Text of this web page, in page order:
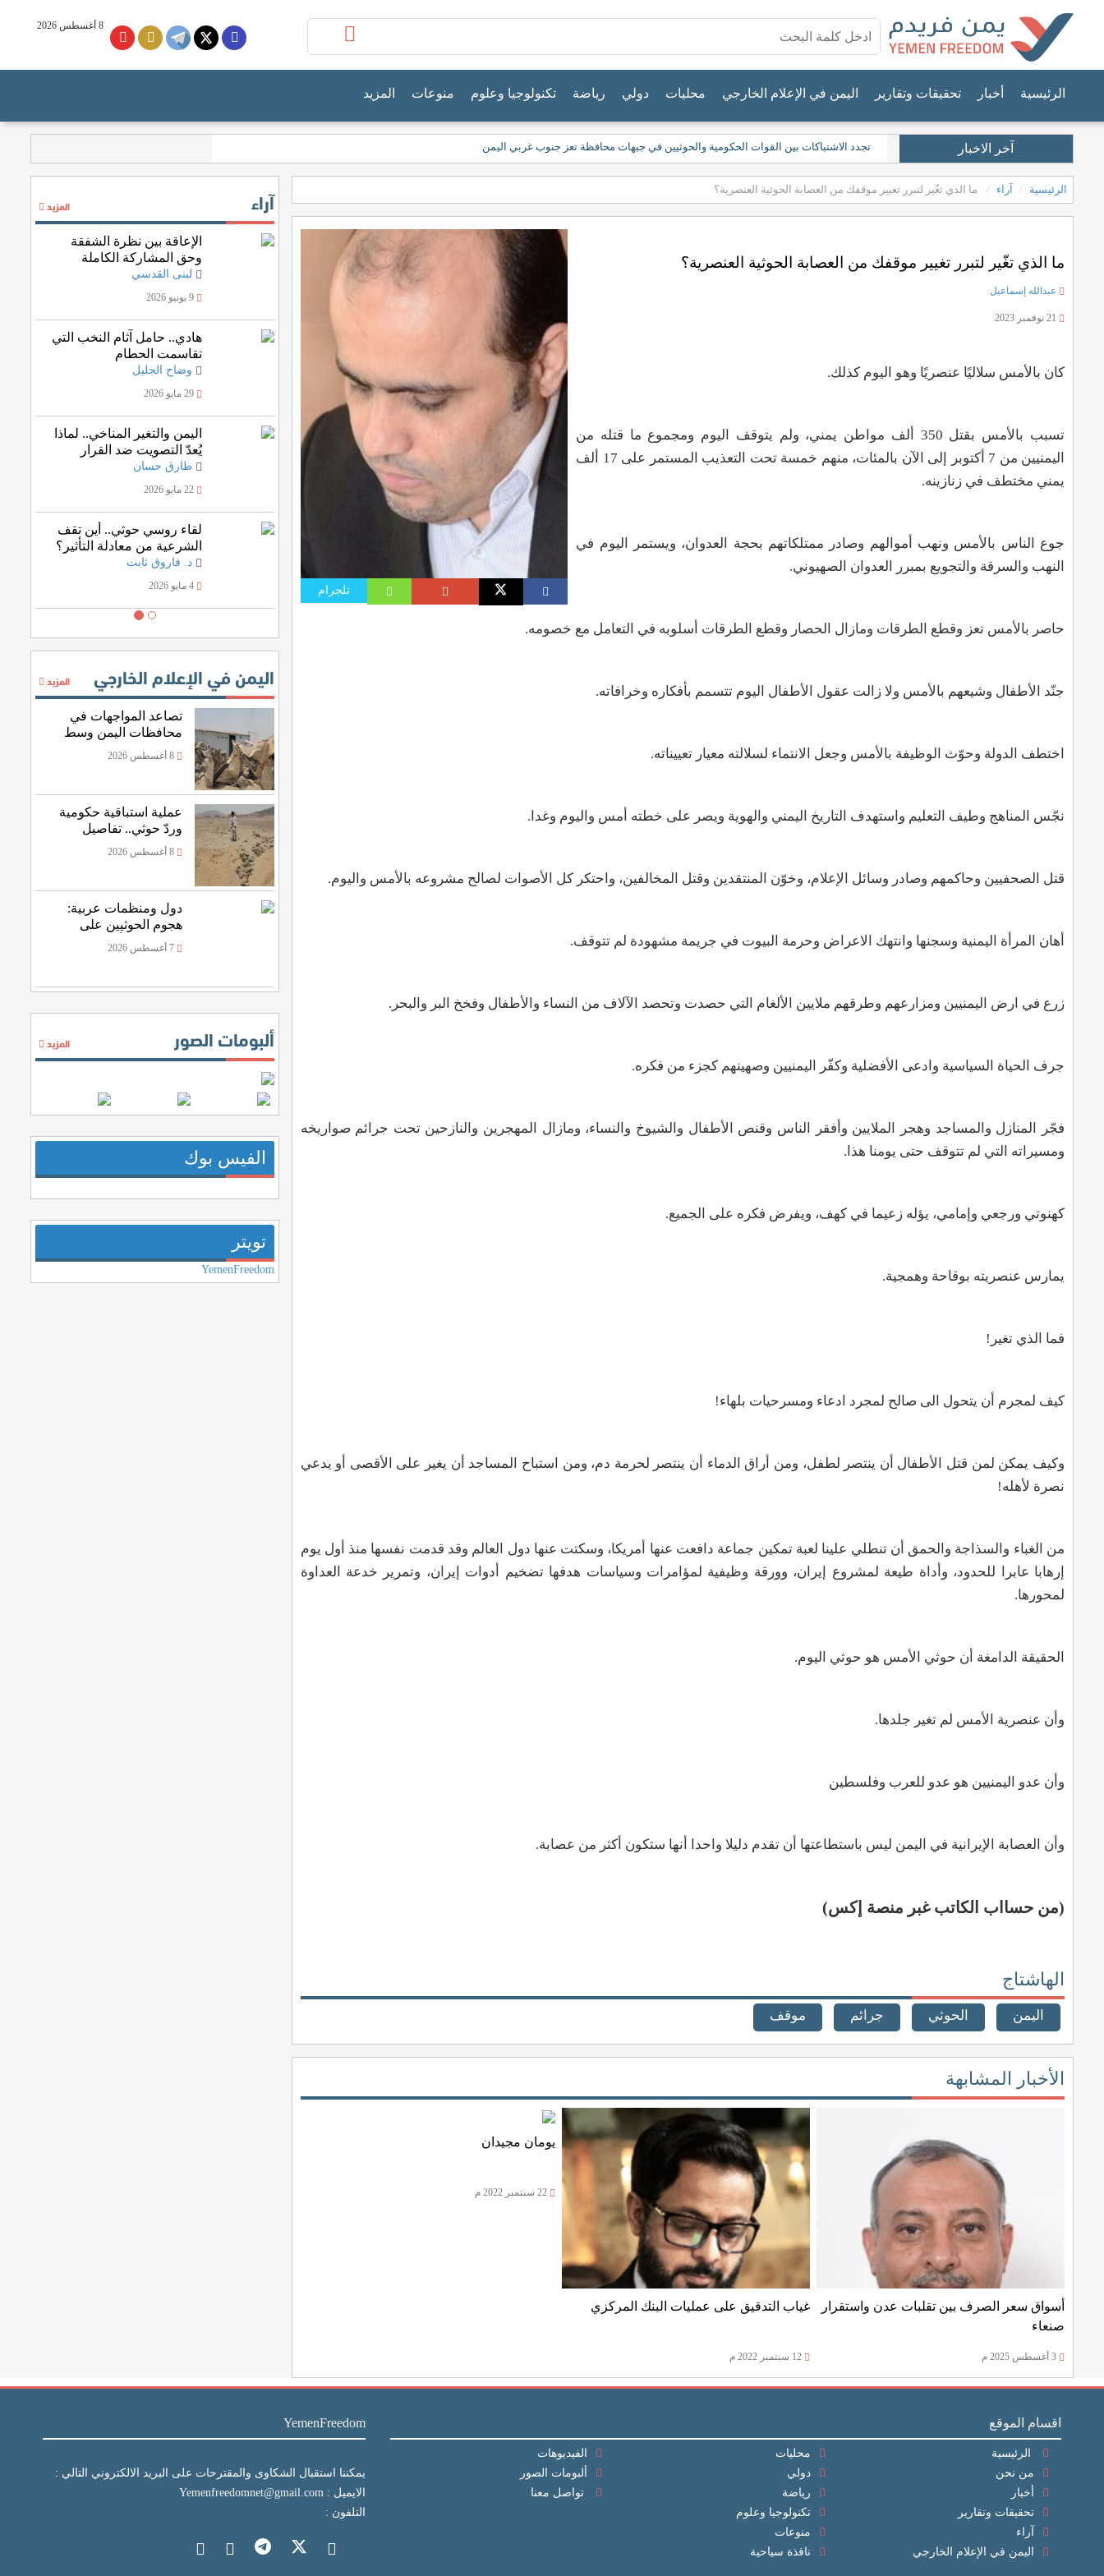
8 أغسطس 2026
الرئيسية أخبار تحقيقات وتقارير اليمن في الإعلام الخارجي محليات دولي رياضة تكنولوجيا وعلوم منوعات المزيد
آخر الاخبار تجدد الاشتباكات بين القوات الحكومية والحوثيين في جبهات محافظة تعز جنوب غربي اليمن
الرئيسية آراء ما الذي تغّير لتبرر تغيير موقفك من العصابة الحوثية العنصرية؟
تلجرام
ما الذي تغّير لتبرر تغيير موقفك من العصابة الحوثية العنصرية؟
عبدالله إسماعيل
كان بالأمس سلاليًا عنصريًا وهو اليوم كذلك.
تسبب بالأمس بقتل 350 ألف مواطن يمني، ولم يتوقف اليوم ومجموع ما قتله من
اليمنيين من 7 أكتوبر إلى الآن بالمئات، منهم خمسة تحت التعذيب المستمر على 17 ألف
يمني مختطف في زنازينه.
جوع الناس بالأمس ونهب أموالهم وصادر ممتلكاتهم بحجة العدوان، ويستمر اليوم في
النهب والسرقة والتجويع بمبرر العدوان الصهيوني.
حاصر بالأمس تعز وقطع الطرقات ومازال الحصار وقطع الطرقات أسلوبه في التعامل مع خصومه.
جنّد الأطفال وشيعهم بالأمس ولا زالت عقول الأطفال اليوم تتسمم بأفكاره وخرافاته.
اختطف الدولة وحوّث الوظيفة بالأمس وجعل الانتماء لسلالته معيار تعييناته.
نجّس المناهج وطيف التعليم واستهدف التاريخ اليمني والهوية ويصر على خطته أمس واليوم وغدا .
قتل الصحفيين وحاكمهم وصادر وسائل الإعلام، وخوّن المنتقدين وقتل المخالفين، واحتكر كل الأصوات لصالح مشروعه بالأمس واليوم.
أهان المرأة اليمنية وسجنها وانتهك الاعراض وحرمة البيوت في جريمة مشهودة لم تتوقف.
زرع في ارض اليمنيين ومزارعهم وطرقهم ملايين الألغام التي حصدت وتحصد الآلاف من النساء والأطفال وفخخ البر والبحر .
جرف الحياة السياسية وادعى الأفضلية وكفّر اليمنيين وصهينهم كجزء من فكره.
فجّر المنازل والمساجد وهجر الملايين وأفقر الناس وقنص الأطفال والشيوخ والنساء، ومازال المهجرين والنازحين تحت جرائم صواريخه
ومسيراته التي لم تتوقف حتى يومنا هذا .
كهنوتي ورجعي وإمامي، يؤله زعيما في كهف، ويفرض فكره على الجميع.
يمارس عنصريته بوقاحة وهمجية.
فما الذي تغير !
كيف لمجرم أن يتحول الى صالح لمجرد ادعاء ومسرحيات بلهاء!
وكيف يمكن لمن قتل الأطفال أن ينتصر لطفل، ومن أراق الدماء أن ينتصر لحرمة دم، ومن استباح المساجد أن يغير على الأقصى أو يدعي
نصرة لأهله!
من الغباء والسذاجة والحمق أن تنطلي علينا لعبة تمكين جماعة دافعت عنها أمريكا، وسكتت عنها دول العالم وقد قدمت نفسها منذ أول يوم
إرهابا عابرا للحدود، وأداة طيعة لمشروع إيران، وورقة وظيفية لمؤامرات وسياسات هدفها تضخيم أدوات إيران، وتمرير خدعة العداوة
لمحورها.
الحقيقة الدامغة أن حوثي الأمس هو حوثي اليوم.
وأن عنصرية الأمس لم تغير جلدها.
وأن عدو اليمنيين هو عدو للعرب وفلسطين
وأن العصابة الإيرانية في اليمن ليس باستطاعتها أن تقدم دليلا واحدا أنها ستكون أكثر من عصابة.
(من حسااب الكاتب غبر منصة إكس)
الهاشتاج
اليمن الحوثي جرائم موقف
الأخبار المشابهة
أسواق سعر الصرف بين تقلبات عدن واستقرار
صنعاء
غياب التدقيق على عمليات البنك المركزي
12 سبتمبر 2022 م
يومان مجيدان
22 سبتمبر 2022 م
آراء المزيد
الإعاقة بين نظرة الشفقة
وحق المشاركة الكاملة
لبنى القدسي
9 يونيو 2026
هادي.. حامل آثام النخب التي
تقاسمت الحطام
وضاح الجليل
29 مايو 2026
اليمن والتغير المناخي.. لماذا
يُعدّ التصويت ضد القرار
الأممي خسارة للمصلحة
اليمنية؟
طارق حسان
22 مايو 2026
لقاء روسي حوثي.. أين تقف
الشرعية من معادلة التأثير؟
د. فاروق ثابت
4 مايو 2026
اليمن في الإعلام الخارجي المزيد
تصاعد المواجهات في
محافظات اليمن وسط
حركة نزوح8 أغسطس 2026
عملية استباقية حكومية
وردّ حوثي.. تفاصيل
المواجهات العسكرية
بشرق اليمن
8 أغسطس 2026
دول ومنظمات عربية:
هجوم الحوثيين على
نجران يهدد أمن المنطقة7 أغسطس 2026
ألبومات الصور المزيد
الفيس بوك
تويتر
YemenFreedom
اقسام الموقع
الرئيسية
من نحن
أخبار
تحقيقات وتقارير
آراء
اليمن في الإعلام الخارجي
محليات
دولي
رياضة
تكنولوجيا وعلوم
منوعات
نافذة سياحية
الفيديوهات
ألبومات الصور
تواصل معنا
YemenFreedom
يمكننا استقبال الشكاوى والمقترحات على البريد الالكتروني التالي :
الايميل : Yemenfreedomnet@gmail.com
التلفون :